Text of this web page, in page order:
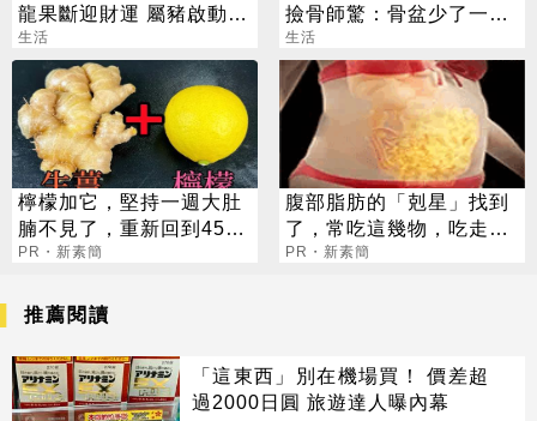
龍果斷迎財運 屬豬啟動財
富迴圈
生活
撿骨師驚：骨盆少了一大
截
生活
檸檬加它，堅持一週大肚
腩不見了，重新回到45公
斤
PR・新素簡
腹部脂肪的「剋星」找到
了，常吃這幾物，吃走大
肚囊，瘦出小蠻腰
PR・新素簡
推薦閱讀
「這東西」別在機場買！ 價差超
過2000日圓 旅遊達人曝內幕